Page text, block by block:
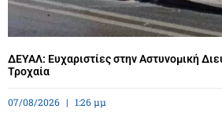
ΔΕΥΑΛ: Ευχαριστίες στην Αστυνομική
Τροχαία
07/08/2026 1:26 μμ